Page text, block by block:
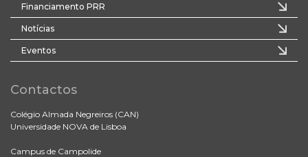
Financiamento PRR
Notícias
Eventos
Contactos
Colégio Almada Negreiros (CAN)
Universidade NOVA de Lisboa
Campus de Campolide